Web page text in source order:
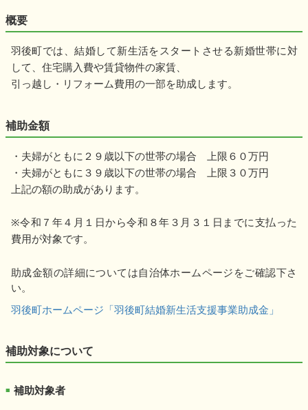
概要
羽後町では、結婚して新生活をスタートさせる新婚世帯に対
して、住宅購入費や賃貸物件の家賃、
引っ越し・リフォーム費用の一部を助成します。
補助金額
・夫婦がともに２９歳以下の世帯の場合 上限６０万円
・夫婦がともに３９歳以下の世帯の場合 上限３０万円
上記の額の助成があります。
※令和７年４月１日から令和８年３月３１日までに支払った
費用が対象です。
助成金額の詳細については自治体ホームページをご確認下さ
い。
羽後町ホームページ「羽後町結婚新生活支援事業助成金」
補助対象について
■ 補助対象者